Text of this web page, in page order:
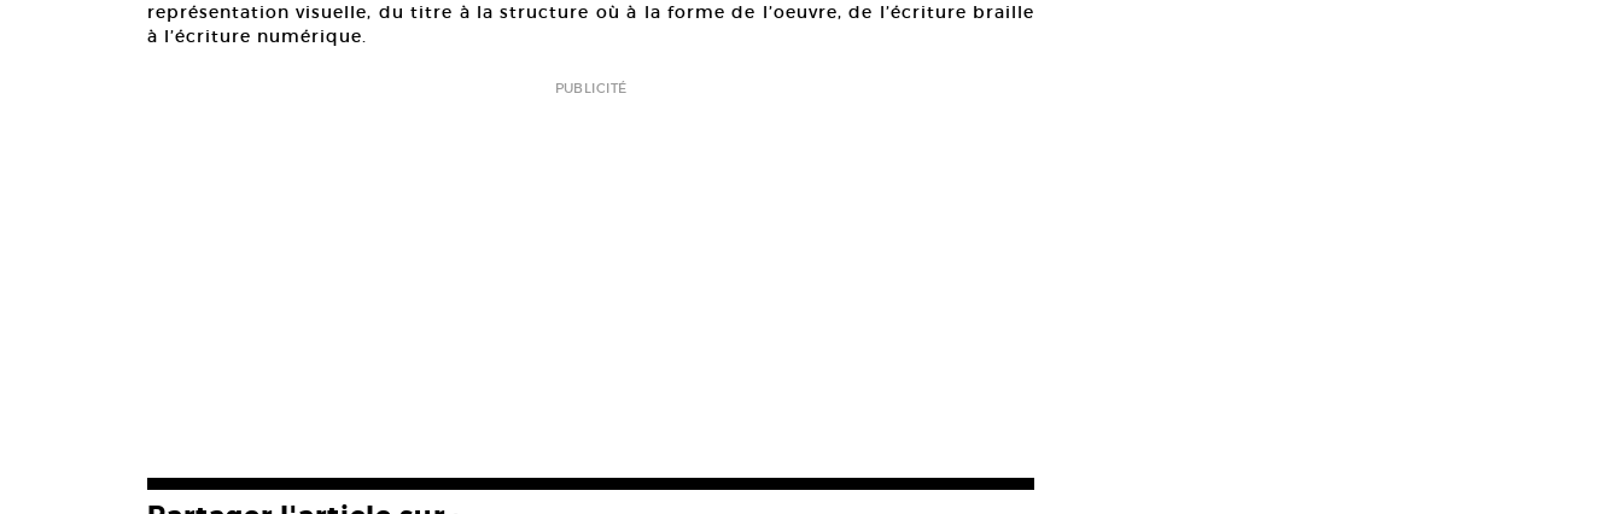
représentation visuelle, du titre à la structure où à la forme de l’oeuvre, de l’écriture braille
à l’écriture numérique.
PUBLICITÉ